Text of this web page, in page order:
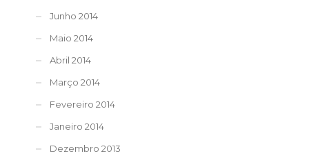
Junho 2014
Maio 2014
Abril 2014
Março 2014
Fevereiro 2014
Janeiro 2014
Dezembro 2013